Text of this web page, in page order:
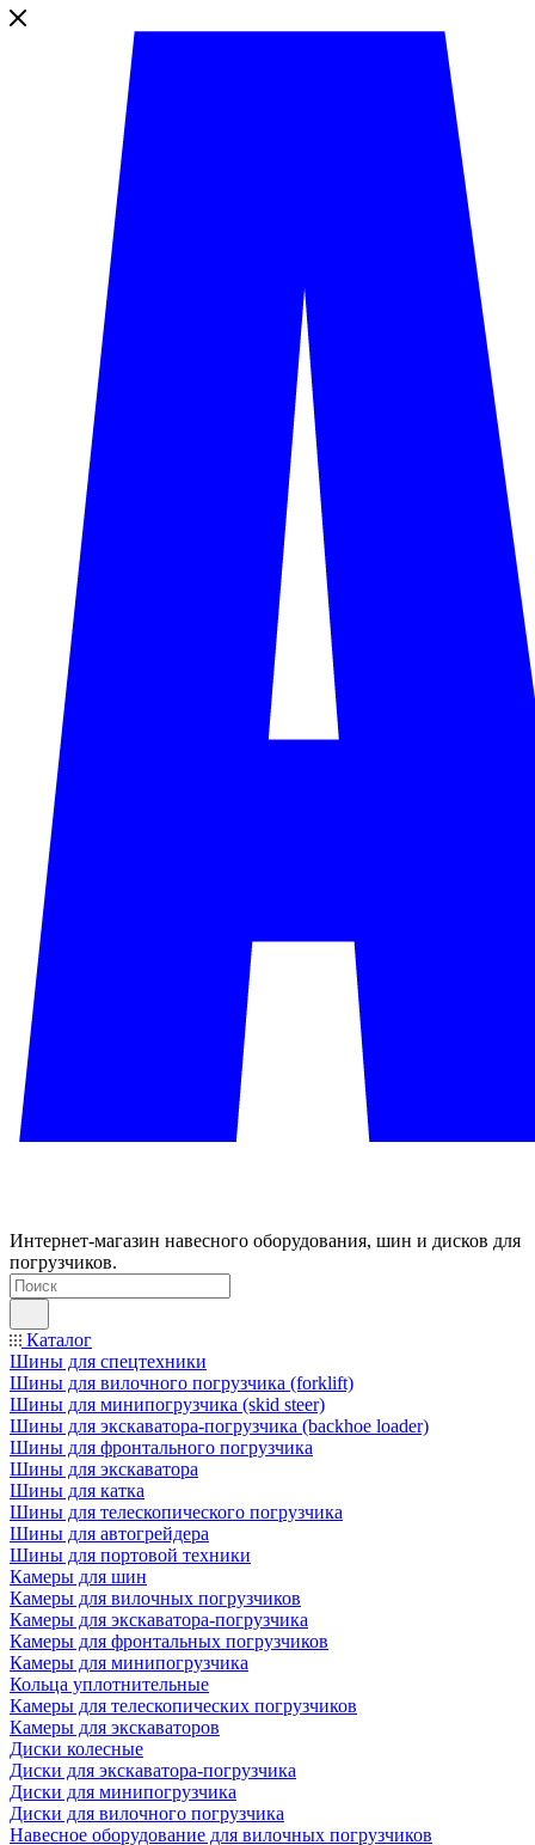
Интернет-магазин навесного оборудования, шин и дисков для
погрузчиков.
Каталог
Шины для спецтехники
Шины для вилочного погрузчика (forklift)
Шины для минипогрузчика (skid steer)
Шины для экскаватора-погрузчика (backhoe loader)
Шины для фронтального погрузчика
Шины для экскаватора
Шины для катка
Шины для телескопического погрузчика
Шины для автогрейдера
Шины для портовой техники
Камеры для шин
Камеры для вилочных погрузчиков
Камеры для экскаватора-погрузчика
Камеры для фронтальных погрузчиков
Камеры для минипогрузчика
Кольца уплотнительные
Камеры для телескопических погрузчиков
Камеры для экскаваторов
Диски колесные
Диски для экскаватора-погрузчика
Диски для минипогрузчика
Диски для вилочного погрузчика
Навесное оборудование для вилочных погрузчиков